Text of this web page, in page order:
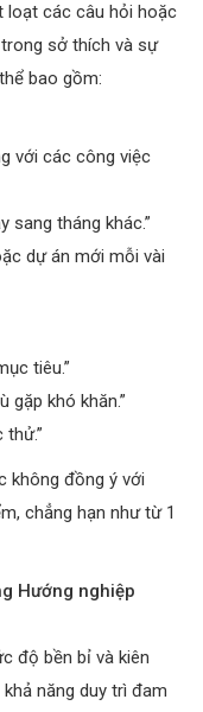
loạt các câu hỏi hoặc
sở thích và sự
bao gồm:
với các công việc
sang tháng khác.”
dự án mới mỗi vài
tiêu.”
gặp khó khăn.”
không đồng ý với
chẳng hạn như từ 1
Hướng nghiệp
độ bền bỉ và kiên
năng duy trì đam